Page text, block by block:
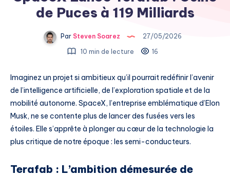
de Puces à 119 Milliards
ParSteven Soarez
27/05/2026
10 min de lecture
16
Imaginez un projet si ambitieux qu’il pourrait redéfinir l’avenir
de l’intelligence artificielle, de l’exploration spatiale et de la
mobilité autonome. SpaceX, l’entreprise emblématique d’Elon
Musk, ne se contente plus de lancer des fusées vers les
étoiles. Elle s’apprête à plonger au cœur de la technologie la
plus critique de notre époque : les semi-conducteurs.
Terafab : L’ambition démesurée de